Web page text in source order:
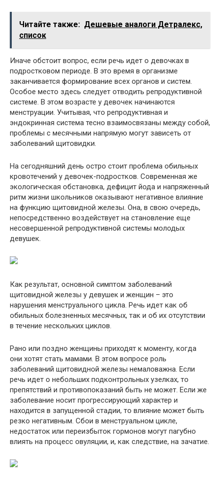
Читайте также: Дешевые аналоги Детралекс,
список
Иначе обстоит вопрос, если речь идет о девочках в
подростковом периоде. В это время в организме
заканчивается формирование всех органов и систем.
Особое место здесь следует отводить репродуктивной
системе. В этом возрасте у девочек начинаются
менструации. Учитывая, что репродуктивная и
эндокринная система тесно взаимосвязаны между собой,
проблемы с месячными напрямую могут зависеть от
заболеваний щитовидки.
На сегодняшний день остро стоит проблема обильных
кровотечений у девочек-подростков. Современная же
экологическая обстановка, дефицит йода и напряженный
ритм жизни школьников оказывают негативное влияние
на функцию щитовидной железы. Она, в свою очередь,
непосредственно воздействует на становление еще
несовершенной репродуктивной системы молодых
девушек.
Как результат, основной симптом заболеваний
щитовидной железы у девушек и женщин – это
нарушения менструального цикла. Речь идет как об
обильных болезненных месячных, так и об их отсутствии
в течение нескольких циклов.
Рано или поздно женщины приходят к моменту, когда
они хотят стать мамами. В этом вопросе роль
заболеваний щитовидной железы немаловажна. Если
речь идет о небольших подконтрольных узелках, то
препятствий и противопоказаний быть не может. Если же
заболевание носит прогрессирующий характер и
находится в запущенной стадии, то влияние может быть
резко негативным. Сбои в менструальном цикле,
недостаток или переизбыток гормонов могут пагубно
влиять на процесс овуляции, и, как следствие, на зачатие.